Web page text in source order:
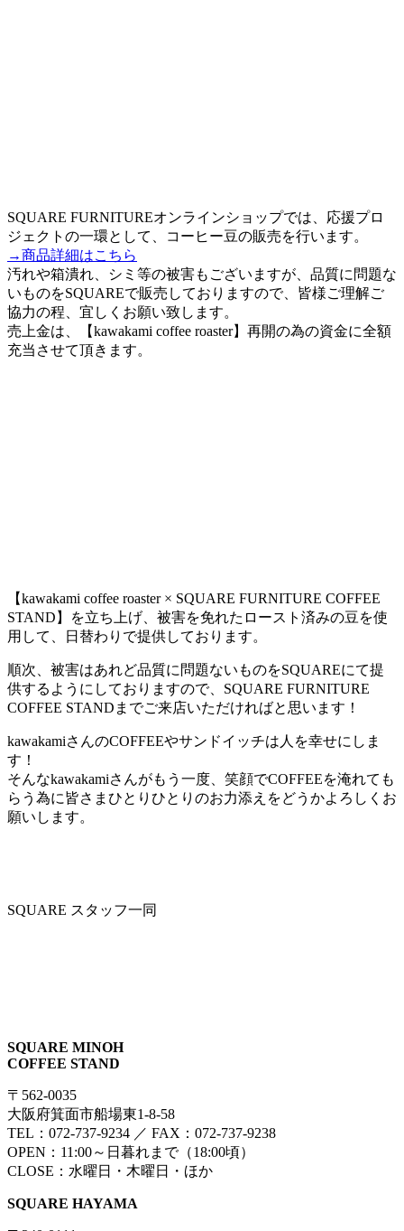
SQUARE FURNITUREオンラインショップでは、応援プロ
ジェクトの一環として、コーヒー豆の販売を行います。
→商品詳細はこちら
汚れや箱潰れ、シミ等の被害もございますが、品質に問題な
いものをSQUAREで販売しておりますので、皆様ご理解ご
協力の程、宜しくお願い致します。
売上金は、【kawakami coffee roaster】再開の為の資金に全額
充当させて頂きます。
【kawakami coffee roaster × SQUARE FURNITURE COFFEE
STAND】を立ち上げ、被害を免れたロースト済みの豆を使
用して、日替わりで提供しております。
順次、被害はあれど品質に問題ないものをSQUAREにて提
供するようにしておりますので、SQUARE FURNITURE
COFFEE STANDまでご来店いただければと思います！
kawakamiさんのCOFFEEやサンドイッチは人を幸せにしま
す！
そんなkawakamiさんがもう一度、笑顔でCOFFEEを淹れても
らう為に皆さまひとりひとりのお力添えをどうかよろしくお
願いします。
SQUARE スタッフ一同
SQUARE MINOH
COFFEE STAND
〒562-0035
大阪府箕面市船場東1-8-58
TEL：072-737-9234 ／ FAX：072-737-9238
OPEN：11:00～日暮れまで（18:00頃）
CLOSE：水曜日・木曜日・ほか
SQUARE HAYAMA